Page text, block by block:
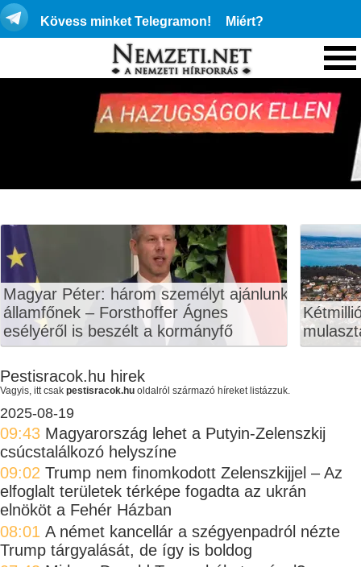
Kövess minket Telegramon! Miért?
Magyar Péter: három személyt ajánlunk
államfőnek – Forsthoffer Ágnes
esélyéről is beszélt a kormányfő
Pestisracok.hu hirek
Vagyis, itt csak pestisracok.hu oldalról származó híreket listázzuk.
2025-08-19
09:43 Magyarország lehet a Putyin-Zelenszkij
csúcstalálkozó helyszíne
09:02 Trump nem finomkodott Zelenszkijjel – Az
elfoglalt területek térképe fogadta az ukrán
elnököt a Fehér Házban
08:01 A német kancellár a szégyenpadról nézte
Trump tárgyalását, de így is boldog